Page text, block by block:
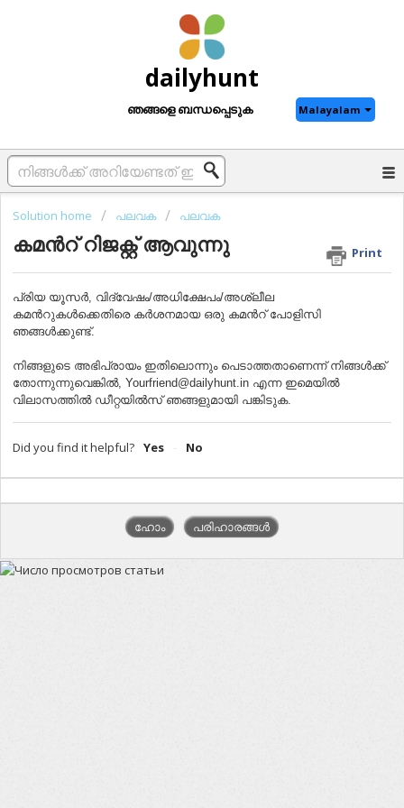
dailyhunt
ഞങ്ങളെ ബന്ധപ്പെടുക Malayalam
Solution home പലവക പലവക
കമന്‍റ് റിജക്റ്റ് ആവുന്നു Print
പ്രിയ യൂസര്‍, വിദ്വേഷം/അധിക്ഷേപം/അശ്ലീല
കമന്‍റുകൾക്കെതിരെ കർശനമായ ഒരു കമന്‍റ് പോളിസി
ഞങ്ങള്‍ക്കുണ്ട്.
നിങ്ങളുടെ അഭിപ്രായം ഇതിലൊന്നും പെടാത്തതാണെന്ന് നിങ്ങൾക്ക്
തോന്നുന്നുവെങ്കിൽ, Yourfriend@dailyhunt.in എന്ന ഇമെയില്‍
വിലാസത്തിൽ ഡീറ്റയില്‍സ് ഞങ്ങളുമായി പങ്കിടുക.
Did you find it helpful? Yes No
ഹോം പരിഹാരങ്ങൾ